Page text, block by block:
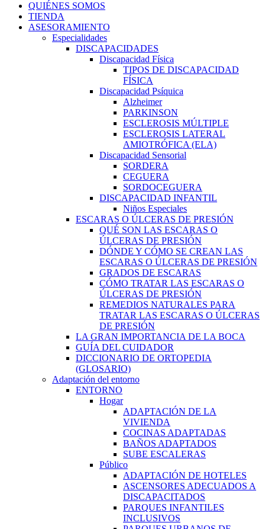
QUIÉNES SOMOS
TIENDA
ASESORAMIENTO
Especialidades
DISCAPACIDADES
Discapacidad Física
TIPOS DE DISCAPACIDAD
FÍSICA
Discapacidad Psíquica
Alzheimer
PARKINSON
ESCLEROSIS MÚLTIPLE
ESCLEROSIS LATERAL
AMIOTRÓFICA (ELA)
Discapacidad Sensorial
SORDERA
CEGUERA
SORDOCEGUERA
DISCAPACIDAD INFANTIL
Niños Especiales
ESCARAS O ÚLCERAS DE PRESIÓN
QUÉ SON LAS ESCARAS O
ÚLCERAS DE PRESIÓN
DÓNDE Y CÓMO SE CREAN LAS
ESCARAS O ÚLCERAS DE PRESIÓN
GRADOS DE ESCARAS
CÓMO TRATAR LAS ESCARAS O
ÚLCERAS DE PRESIÓN
REMEDIOS NATURALES PARA
TRATAR LAS ESCARAS O ÚLCERAS
DE PRESIÓN
LA GRAN IMPORTANCIA DE LA BOCA
GUÍA DEL CUIDADOR
DICCIONARIO DE ORTOPEDIA
(GLOSARIO)
Adaptación del entorno
ENTORNO
Hogar
ADAPTACIÓN DE LA
VIVIENDA
COCINAS ADAPTADAS
BAÑOS ADAPTADOS
SUBE ESCALERAS
Público
ADAPTACIÓN DE HOTELES
ASCENSORES ADECUADOS A
DISCAPACITADOS
PARQUES INFANTILES
INCLUSIVOS